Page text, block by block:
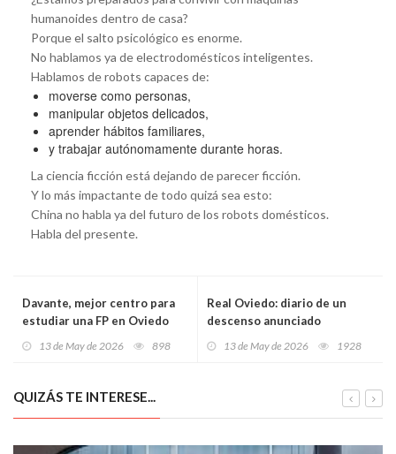
humanoides dentro de casa?
Porque el salto psicológico es enorme.
No hablamos ya de electrodomésticos inteligentes.
Hablamos de robots capaces de:
moverse como personas,
manipular objetos delicados,
aprender hábitos familiares,
y trabajar autónomamente durante horas.
La ciencia ficción está dejando de parecer ficción.
Y lo más impactante de todo quizá sea esto:
China no habla ya del futuro de los robots domésticos.
Habla del presente.
Davante, mejor centro para
estudiar una FP en Oviedo
13 de May de 2026 898
Real Oviedo: diario de un
descenso anunciado
13 de May de 2026 1928
QUIZÁS TE INTERESE...